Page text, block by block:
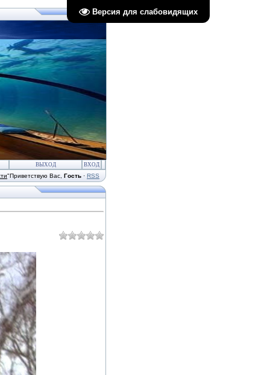
Версия для слабовидящих
ВЫХОД ВХОД
"Приветствую Вас Гость · RSS